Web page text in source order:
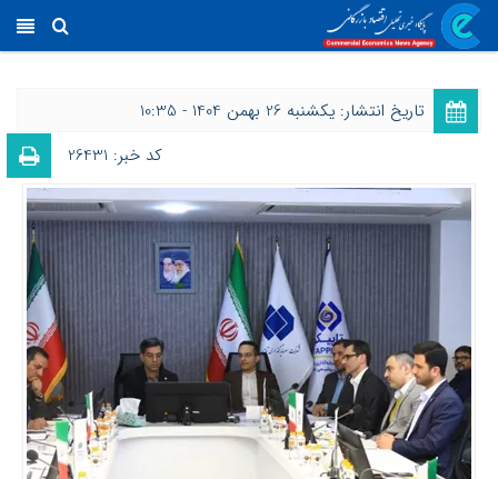
تاریخ انتشار: یکشنبه 26 بهمن 1404 - 10:35
کد خبر: 26431